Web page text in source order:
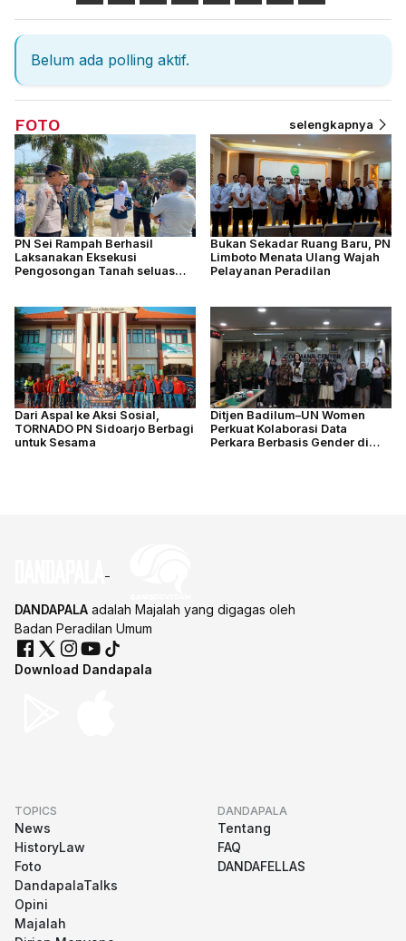
Belum ada polling aktif.
FOTO selengkapnya
PN Sei Rampah Berhasil
Laksanakan Eksekusi
Pengosongan Tanah seluas
Bukan Sekadar Ruang Baru, PN
Limboto Menata Ulang Wajah
Pelayanan Peradilan
Dari Aspal ke Aksi Sosial,
TORNADO PN Sidoarjo Berbagi
untuk Sesama
Ditjen Badilum–UN Women
Perkuat Kolaborasi Data
Perkara Berbasis Gender di
DANDAPALA adalah Majalah yang digagas oleh
Badan Peradilan Umum
Download Dandapala
TOPICS
News
HistoryLaw
Foto
DandapalaTalks
Opini
Majalah
DANDAPALA
Tentang
FAQ
DANDAFELLAS